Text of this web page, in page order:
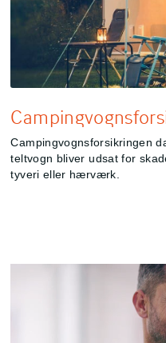
Campingvognsforsikringen
teltvogn bliver udsat for
tyveri eller hærværk.